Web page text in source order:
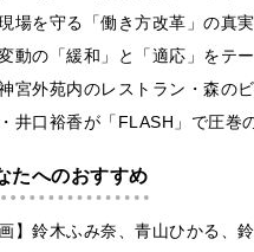
場を守る「働き方改革」の真
動の「緩和」と「適応」をテ
宮外苑内のレストラン・森の
井口裕香が「FLASH」で圧巻
たへのおすすめ
画】鈴木ふみ奈、青山ひかる、